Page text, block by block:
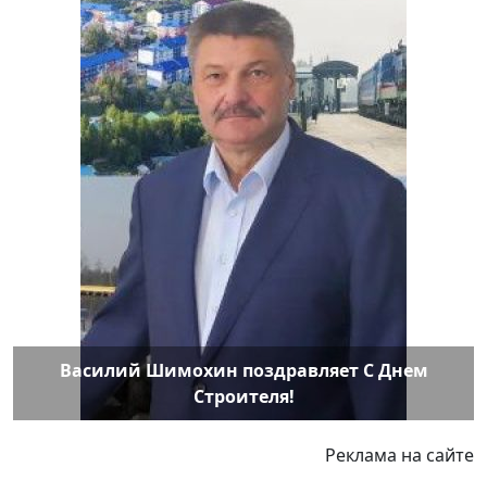
Василий Шимохин поздравляет С Днем
Строителя!
Реклама на сайте